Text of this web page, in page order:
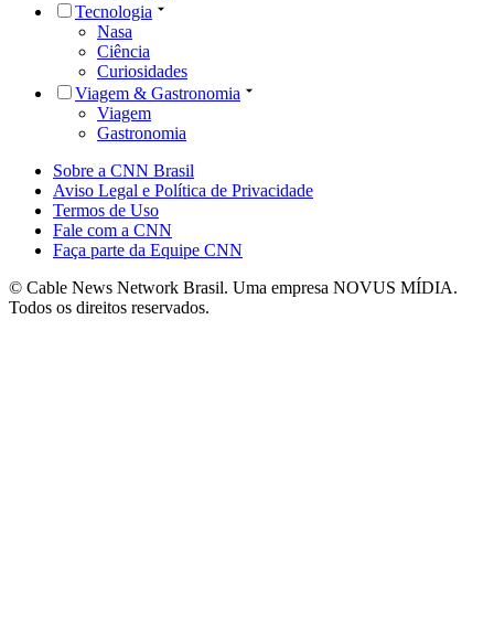
Tecnologia
Nasa
Ciência
Curiosidades
Viagem & Gastronomia
Viagem
Gastronomia
Sobre a CNN Brasil
Aviso Legal e Política de Privacidade
Termos de Uso
Fale com a CNN
Faça parte da Equipe CNN
© Cable News Network Brasil. Uma empresa NOVUS MÍDIA.
Todos os direitos reservados.